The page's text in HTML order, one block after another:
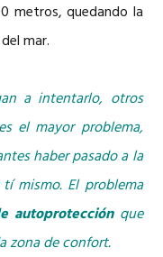
metros, quedando la
mar.
a intentarlo, otros
el mayor problema,
haber pasado a la
mismo. El problema
autoprotecciónque
zona de confort.